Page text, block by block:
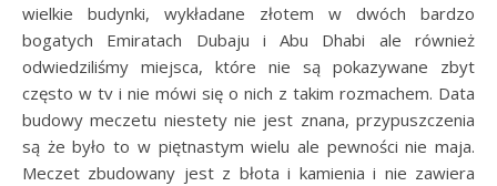
wielkie budynki, wykładane złotem w dwóch bardzo
bogatych Emiratach Dubaju i Abu Dhabi ale również
odwiedziliśmy miejsca, które nie są pokazywane zbyt
często w tv i nie mówi się o nich z takim rozmachem. Data
budowy meczetu niestety nie jest znana, przypuszczenia
są że było to w piętnastym wielu ale pewności nie maja.
Meczet zbudowany jest z błota i kamienia i nie zawiera